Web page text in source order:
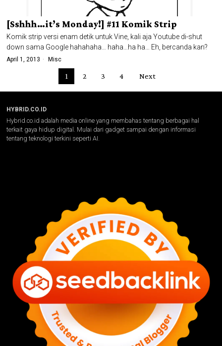
[Sshhh…it’s Monday!] #11 Komik Strip
Komik strip versi enam detik untuk Vine, kali aja Youtube di-shut
down sama Google hahahaha… haha…ha ha… Eh, bercanda kan?
April 1, 2013 Misc
1 2 3 4 Next
HYBRID.CO.ID
Hybrid.co.id adalah media online yang membahas tentang berbagai hal
terkait gaya hidup digital. Mulai dari gadget sampai dengan informasi
tentang teknologi terkini seperti AI.